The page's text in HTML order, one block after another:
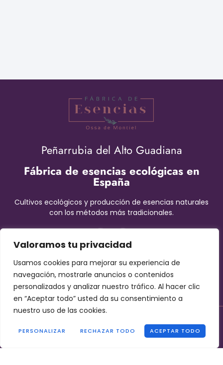
Valoramos tu privacidad
Usamos cookies para mejorar su experiencia de
navegación, mostrarle anuncios o contenidos
personalizados y analizar nuestro tráfico. Al hacer clic
en “Aceptar todo” usted da su consentimiento a
nuestro uso de las cookies.
PERSONALIZAR RECHAZAR TODO ACEPTAR TODO
Peñarrubia del Alto Guadiana
Fábrica de esencias ecológicas en
España
Cultivos ecológicos y producción de esencias naturales
con los métodos más tradicionales.
–Protección de datos
–Cookies